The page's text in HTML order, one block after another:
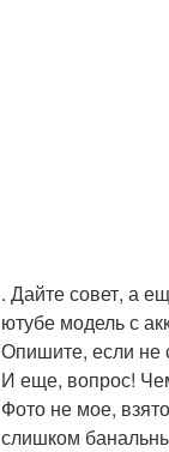
. Дайте совет, а
ютубе модель с
Опишите, если не
И еще, вопрос!
Фото не мое,
слишком